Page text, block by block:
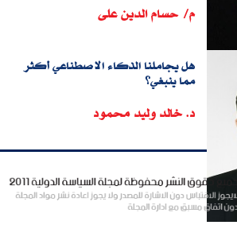
م/ حسام الدين على
هل يجاملنا الذكاء الاصطناعي أكثر
مما ينبغي؟
د. خالد وليد محمود